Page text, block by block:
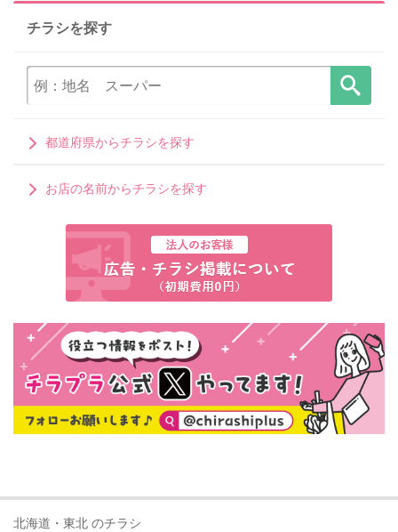
チラシを探す
都道府県からチラシを探す
お店の名前からチラシを探す
北海道・東北 のチラシ